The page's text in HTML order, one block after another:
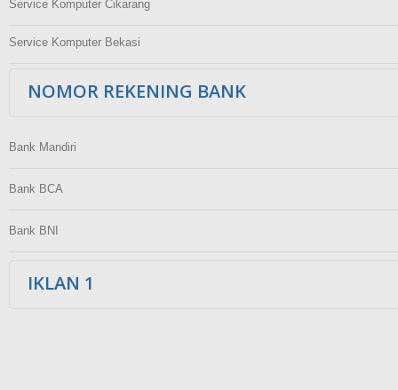
Service Komputer Cikarang
Service Komputer Bekasi
NOMOR REKENING BANK
Bank Mandiri
Bank BCA
Bank BNI
IKLAN 1